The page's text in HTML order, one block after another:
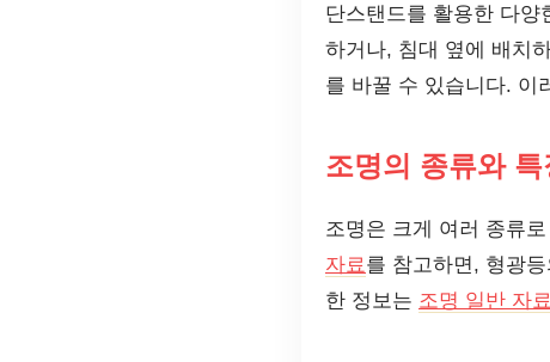
단스탠드를 활용한 다
하거나, 침대 옆에 배치
를 바꿀 수 있습니다. 이
조명의 종류와 특
조명은 크게 여러 종류
자료 를 참고하면, 형광
한 정보는 조명 일반 자료